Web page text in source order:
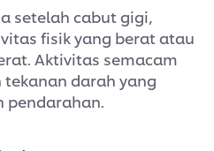
setelah cabut gigi,
fisik yang berat atau
Aktivitas semacam
darah yang
pendarahan.